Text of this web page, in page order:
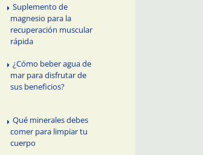
Suplemento de
magnesio para la
recuperación muscular
rápida
¿Cómo beber agua de
mar para disfrutar de
sus beneficios?
Qué minerales debes
comer para limpiar tu
cuerpo